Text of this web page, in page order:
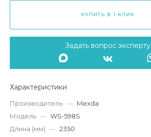
КУПИТЬ В 1 КЛИК
Задать вопрос эксперту
Характеристики
Производитель — Mexda
Модель — WS-598S
Длина (мм) — 2350